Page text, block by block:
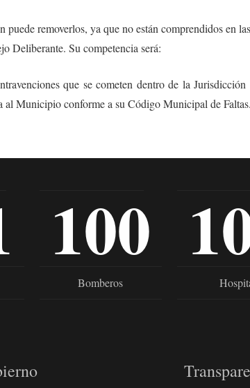
removerlos, ya que no están comprendidos en
Deliberante. Su competencia será:
que se cometen dentro de la
Municipio conforme a su Código Municipal de Faltas.
100
Bomberos